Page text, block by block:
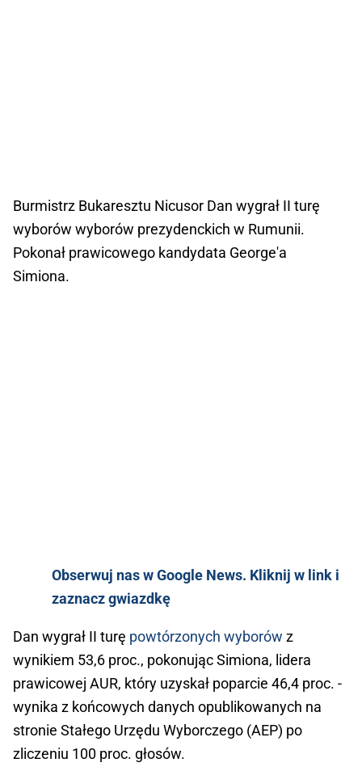
Burmistrz Bukaresztu Nicusor Dan wygrał II turę
wyborów wyborów prezydenckich w Rumunii.
Pokonał prawicowego kandydata George'a
Simiona.
Obserwuj nas w Google News. Kliknij w link i
zaznacz gwiazdkę
Dan wygrał II turę powtórzonych wyborów z
wynikiem 53,6 proc., pokonując Simiona, lidera
prawicowej AUR, który uzyskał poparcie 46,4 proc. -
wynika z końcowych danych opublikowanych na
stronie Stałego Urzędu Wyborczego (AEP) po
zliczeniu 100 proc. głosów.